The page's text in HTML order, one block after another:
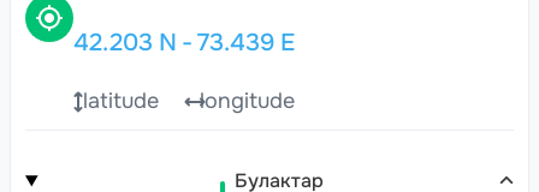
42.203 N - 73.439 E
latitude longitude
Булактар